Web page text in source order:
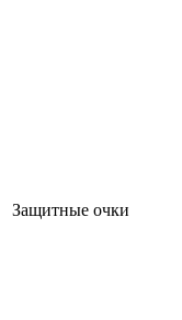
Защитные очки